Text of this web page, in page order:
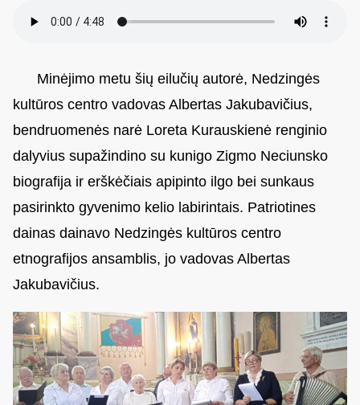
Minėjimo metu šių eilučių autorė, Nedzingės
kultūros centro vadovas Albertas Jakubavičius,
bendruomenės narė Loreta Kurauskienė renginio
dalyvius supažindino su kunigo Zigmo Neciunsko
biografija ir erškėčiais apipinto ilgo bei sunkaus
pasirinkto gyvenimo kelio labirintais. Patriotines
dainas dainavo Nedzingės kultūros centro
etnografijos ansamblis, jo vadovas Albertas
Jakubavičius.